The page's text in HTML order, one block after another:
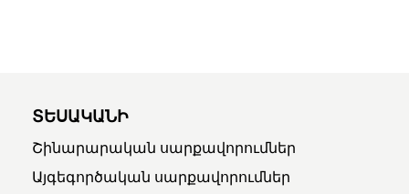
ՏԵՍԱԿԱՆԻ
Շինարարական սարքավորումներ
Այգեգործական սարքավորումներ